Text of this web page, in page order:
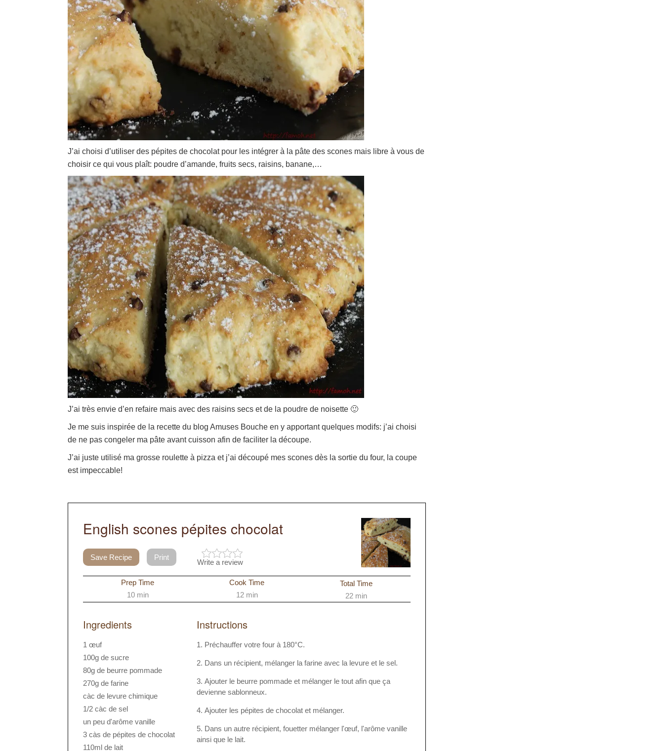
J’ai choisi d’utiliser des pépites de chocolat pour les intégrer à la pâte des scones mais libre à vous de
choisir ce qui vous plaît: poudre d’amande, fruits secs, raisins, banane,…
J’ai très envie d’en refaire mais avec des raisins secs et de la poudre de noisette 🙂
Je me suis inspirée de la recette du blog Amuses Bouche en y apportant quelques modifs: j’ai choisi
de ne pas congeler ma pâte avant cuisson afin de faciliter la découpe.
J’ai juste utilisé ma grosse roulette à pizza et j’ai découpé mes scones dès la sortie du four, la coupe
est impeccable!
English scones pépites chocolat
Write a review
Save Recipe Print
Prep Time
10 min
Cook Time
12 min
Total Time
22 min
Ingredients
1 œuf
100g de sucre
80g de beurre pommade
270g de farine
càc de levure chimique
1/2 càc de sel
un peu d'arôme vanille
3 càs de pépites de chocolat
110ml de lait
Instructions
Préchauffer votre four à 180°C.
Dans un récipient, mélanger la farine avec la levure et le sel.
Ajouter le beurre pommade et mélanger le tout afin que ça
devienne sablonneux.
Ajouter les pépites de chocolat et mélanger.
Dans un autre récipient, fouetter mélanger l'œuf, l'arôme vanille
ainsi que le lait.